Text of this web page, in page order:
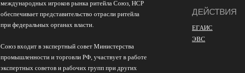
международных игроков рынка ритейла Союз, НСР
обеспечивает представительство отрасли ритейла
при федеральных органах власти.
Союз входит в экспертный совет Министерства
промышленности и торговли РФ, участвует в работе
экспертных советов и рабочих групп при других
ДЕЙСТВИЯ
ЕГАИС
ЭВС